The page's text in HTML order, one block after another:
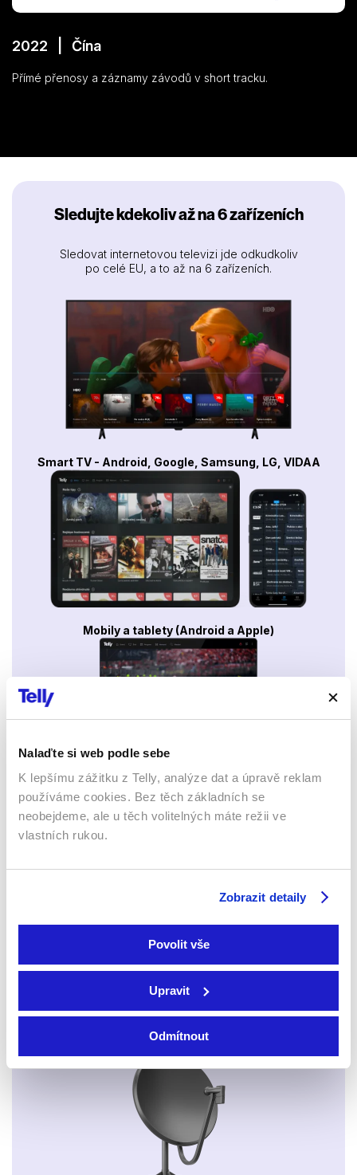
Nalaďte si web podle sebe
K lepšímu zážitku z Telly, analýze dat a úpravě reklam
používáme cookies. Bez těch základních se
neobejdeme, ale u těch volitelných máte režii ve
vlastních rukou.
Zobrazit detaily
Povolit vše
Upravit
Odmítnout
2022 | Čína
Přímé přenosy a záznamy závodů v short tracku.
Sledujte kdekoliv až na 6 zařízeních
Sledovat internetovou televizi jde odkudkoliv
po celé EU, a to až na 6 zařízeních.
Smart TV - Android, Google, Samsung, LG, VIDAA
Mobily a tablety (Android a Apple)
Webový prohlížeč
Xbox app
Apple TV aplikace Set-top boxy Arris